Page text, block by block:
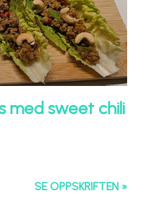
med sweet chili
SE OPPSKRIFTEN »